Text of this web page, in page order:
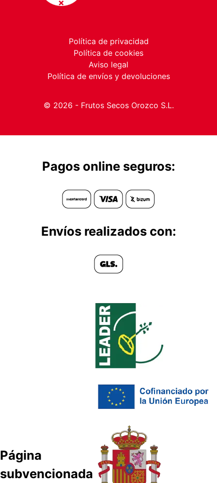
Política de privacidad
Política de cookies
Aviso legal
Política de envíos y devoluciones
© 2026 - Frutos Secos Orozco S.L.
Pagos online seguros:
Envíos realizados con:
Página
subvencionada